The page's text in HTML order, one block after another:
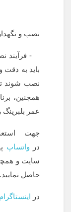
نصب و
- فرآیند
باید به دقت
نصب شوند
همچنین،
عمر
جهت
در
واتساپ
سایت و
حاصل نمایید.
در اینستاگرام